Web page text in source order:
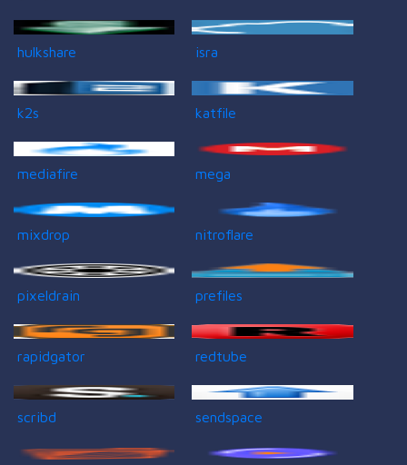
hulkshare isra
k2s katfile
mediafire mega
mixdrop nitroflare
pixeldrain prefiles
rapidgator redtube
scribd sendspace